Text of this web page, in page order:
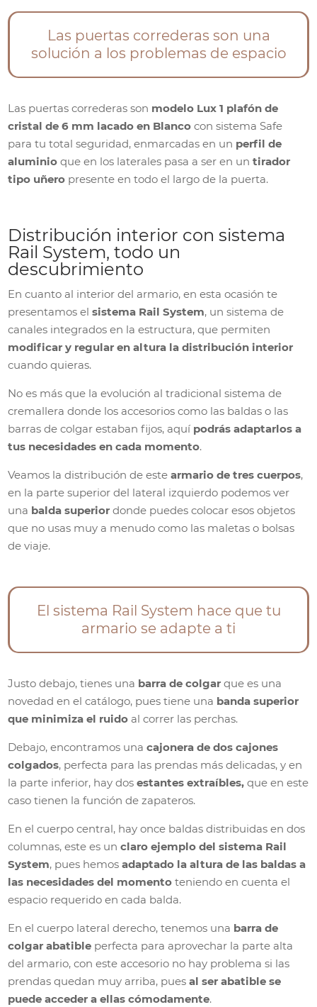
Las puertas correderas son una
solución a los problemas de espacio
Las puertas correderas son modelo Lux 1 plafón de
cristal de 6 mm lacado en Blanco con sistema Safe
para tu total seguridad, enmarcadas en un perfil de
aluminio que en los laterales pasa a ser en untirador
tipo uñero presente en todo el largo de la puerta.
Distribución interior con sistema
Rail System, todo un
descubrimiento
En cuanto al interior del armario, en esta ocasión te
presentamos elsistema Rail System, un sistema de
canales integrados en la estructura, que permiten
modificar y regular en altura la distribución interior
cuando quieras.
No es más que la evolución al tradicional sistema de
cremallera donde los accesorios como las baldas o las
barras de colgar estaban fijos, aquí podrás adaptarlos a
tus necesidades en cada momento.
Veamos la distribución de estearmario de tres cuerpos,
en la parte superior del lateral izquierdo podemos ver
una balda superior donde puedes colocar esos objetos
que no usas muy a menudo como las maletas o bolsas
de viaje.
El sistema Rail System hace que tu
armario se adapte a ti
Justo debajo, tienes una barra de colgar que es una
novedad en el catálogo, pues tiene una banda superior
que minimiza el ruido al correr las perchas.
Debajo, encontramos unacajonera de dos cajones
colgados, perfecta para las prendas más delicadas, y en
la parte inferior, hay dosestantes extraíbles, que en este
caso tienen la función de zapateros.
En el cuerpo central, hay once baldas distribuidas en dos
columnas, este es unclaro ejemplo del sistema Rail
System, pues hemosadaptado la altura de las baldas a
las necesidades del momento teniendo en cuenta el
espacio requerido en cada balda.
En el cuerpo lateral derecho, tenemos una barra de
colgar abatible perfecta para aprovechar la parte alta
del armario, con este accesorio no hay problema si las
prendas quedan muy arriba, puesal ser abatible se
puede acceder a ellas cómodamente.